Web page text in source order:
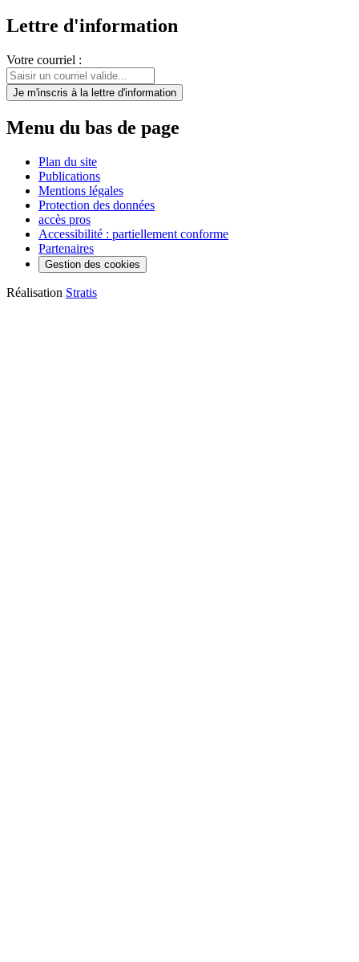
Lettre d'information
Votre courriel :
Je m'inscris à la lettre d'information
Menu du bas de page
Plan du site
Publications
Mentions légales
Protection des données
accès pros
Accessibilité : partiellement conforme
Partenaires
Gestion des cookies
Réalisation Stratis